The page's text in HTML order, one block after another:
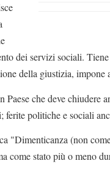
dei servizi sociali.
della giustizia,
che deve chiudere
politiche e sociali
"Dimenticanza (non
come stato più o meno